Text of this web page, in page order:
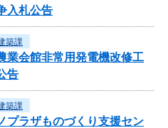
入札公告
築課
業会館非常用発電機改修工
告
築課
プラザものづくり支援セン